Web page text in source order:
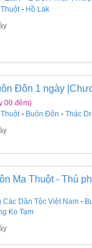
- Hồ Lak
Đôn 1 ngày
00 đêm)
- Buôn Đôn - Thác
Ma Thuột - Thủ
Các Dân Tộc Việt Nam -
Ko Tam